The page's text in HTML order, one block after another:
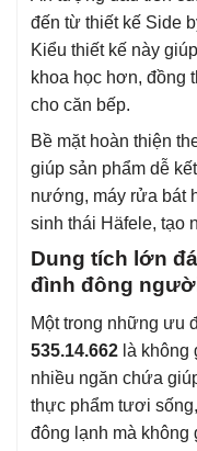
đến từ thiết kế Side
Kiểu thiết kế này
khoa học hơn, đồng
cho căn bếp.
Bề mặt hoàn thiện
giúp sản phẩm dễ
nướng, máy rửa bát
sinh thái Häfele, tạo
Dung tích lớn
đình đông
Một trong những ưu
535.14.662 là
nhiều ngăn chứa
thực phẩm tươi
đông lạnh mà không